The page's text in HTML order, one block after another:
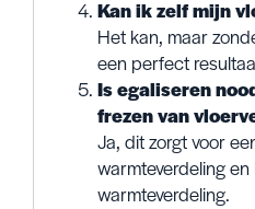
Kan ik zelf mijn
Het kan, maar
een perfect
Is egaliseren
frezen van
Ja, dit zorgt voor
warmteverdeling
warmteverdeling.